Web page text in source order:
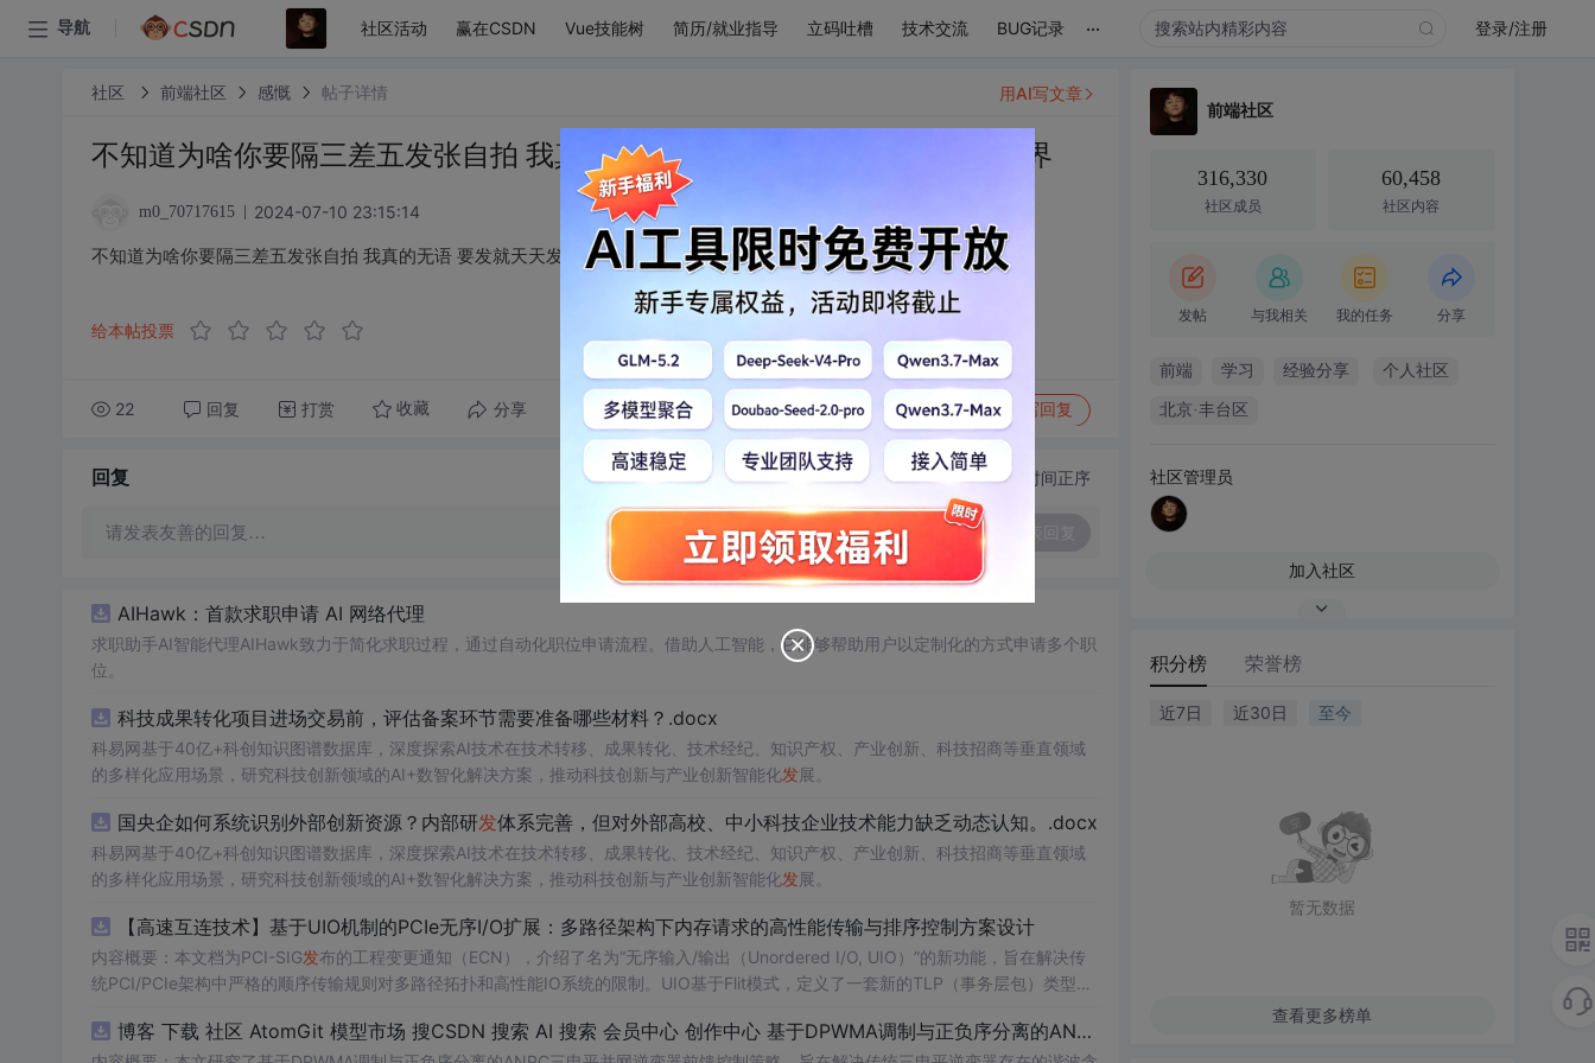
导航 社区活动 赢在CSDN Vue技能树 简历/就业指导 立码吐槽 技术交流 BUG记录 ... 登录/注册
社区 前端社区 感慨 帖子详情
不知道为啥你要隔三差五发张自拍 我真的无语 要发就天天发 这是在拯救世界
m0_70717615 2024-07-10 23:15:14
不知道为啥你要隔三差五发张自拍 我真的无语 要发就天天发 这是在拯救世界
给本帖投票
22 回复 打赏 收藏 分享 转发到动态 举报 写回复
用AI写文章
回复 切换为时间正序
请发表友善的回复…
AIHawk：首款求职申请 AI 网络代理
求职助手AI智能代理AIHawk致力于简化求职过程，通过自动化职位申请流程。借助人工智能，它能够帮助用户以定制化的方式申请多个职
位。
科技成果转化项目进场交易前，评估备案环节需要准备哪些材料？.docx
科易网基于40亿+科创知识图谱数据库，深度探索AI技术在技术转移、成果转化、技术经纪、知识产权、产业创新、科技招商等垂直领域
的多样化应用场景，研究科技创新领域的AI+数智化解决方案，推动科技创新与产业创新智能化发展。
国央企如何系统识别外部创新资源？内部研发体系完善，但对外部高校、中小科技企业技术能力缺乏动态认知。.docx
科易网基于40亿+科创知识图谱数据库，深度探索AI技术在技术转移、成果转化、技术经纪、知识产权、产业创新、科技招商等垂直领域
的多样化应用场景，研究科技创新领域的AI+数智化解决方案，推动科技创新与产业创新智能化发展。
【高速互连技术】基于UIO机制的PCIe无序I/O扩展：多路径架构下内存请求的高性能传输与排序控制方案设计
内容概要：本文档为PCI-SIG发布的工程变更通知（ECN），介绍了名为“无序输入/输出（Unordered I/O, UIO）”的新功能，旨在解决传
统PCI/PCIe架构中严格的顺序传输规则对多路径拓扑和高性能IO系统的限制。UIO基于Flit模式，定义了一套新的TLP（事务层包）类型和
O
博客 下载 社区 AtomGit 模型市场 搜CSDN 搜索 AI 搜索 会员中心 创作中心 基于DPWMA调制与正负序分离的ANPC三电平并网逆变器前馈控制策略研究（Simulink仿真实现）
前端社区
316,330
社区成员
60,458
社区内容
发帖 与我相关 我的任务 分享
前端 学习 经验分享 个人社区
北京·丰台区
社区管理员
加入社区
积分榜 荣誉榜
近7日 近30日 至今
暂无数据
查看更多榜单